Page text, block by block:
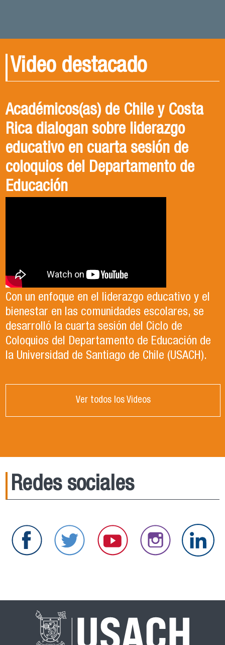
Video destacado
Académicos(as) de Chile y Costa
Rica dialogan sobre liderazgo
educativo en cuarta sesión de
coloquios del Departamento de
Educación
Con un enfoque en el liderazgo educativo y el
bienestar en las comunidades escolares, se
desarrolló la cuarta sesión del Ciclo de
Coloquios del Departamento de Educación de
la Universidad de Santiago de Chile (USACH).
Ver todos los Videos
Redes sociales